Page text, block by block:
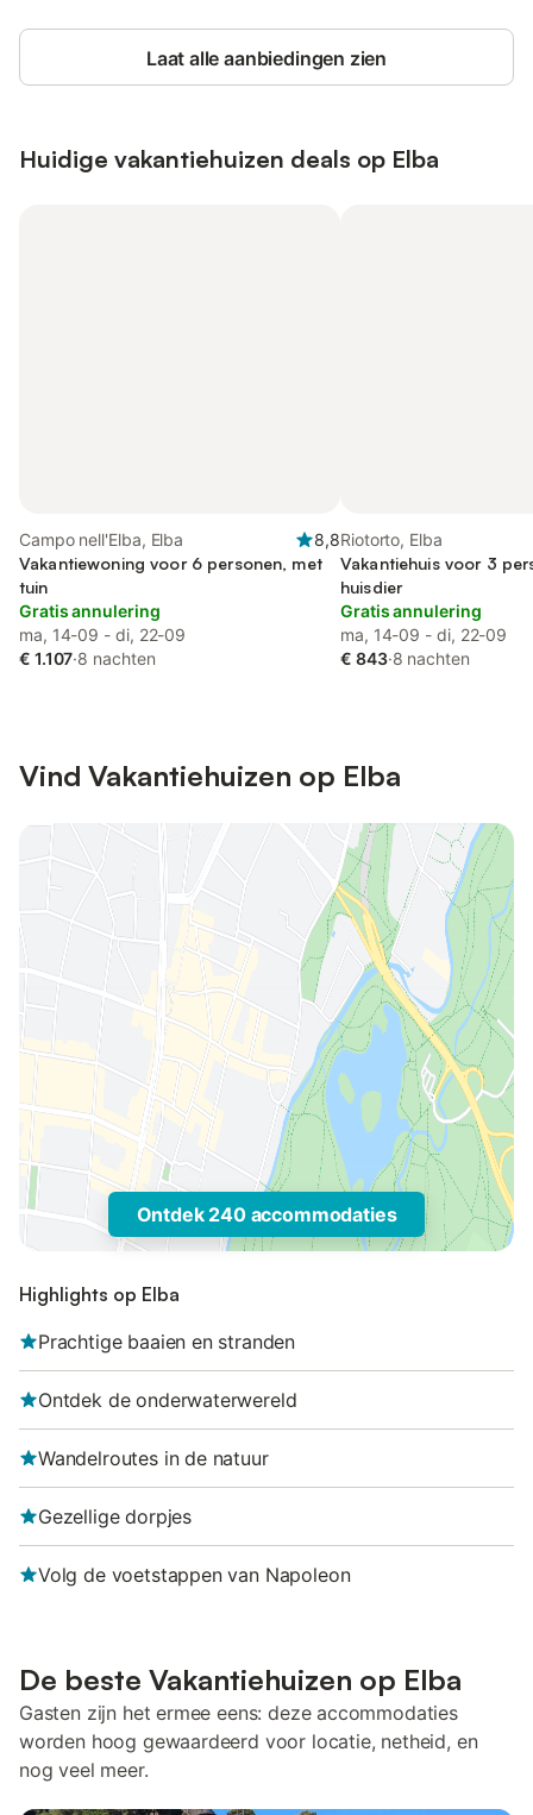
Laat alle aanbiedingen zien
Huidige vakantiehuizen deals op Elba
Campo nell'Elba, Elba
8,8
Vakantiewoning voor 6 personen, met
tuin
Gratis annulering
ma, 14-09 - di, 22-09
€ 1.107·8 nachten
Riotorto, Elba
Vakantiehuis voor 3
huisdier
Gratis annulering
ma, 14-09 - di, 22-09
€ 843·8 nachten
Vind Vakantiehuizen op Elba
Ontdek 240 accommodaties
Highlights op Elba
Prachtige baaien en stranden
Ontdek de onderwaterwereld
Wandelroutes in de natuur
Gezellige dorpjes
Volg de voetstappen van Napoleon
De beste Vakantiehuizen op Elba
Gasten zijn het ermee eens: deze accommodaties
worden hoog gewaardeerd voor locatie, netheid, en
nog veel meer.